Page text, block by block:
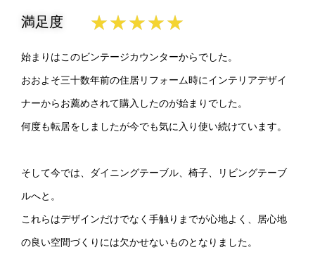
満足度 ★★★★★
始まりはこのビンテージカウンターからでした。
おおよそ三十数年前の住居リフォーム時にインテリアデザイ
ナーからお薦めされて購入したのが始まりでした。
何度も転居をしましたが今でも気に入り使い続けています。
そして今では、ダイニングテーブル、椅子、リビングテーブ
ルへと。
これらはデザインだけでなく手触りまでが心地よく、居心地
の良い空間づくりには欠かせないものとなりました。